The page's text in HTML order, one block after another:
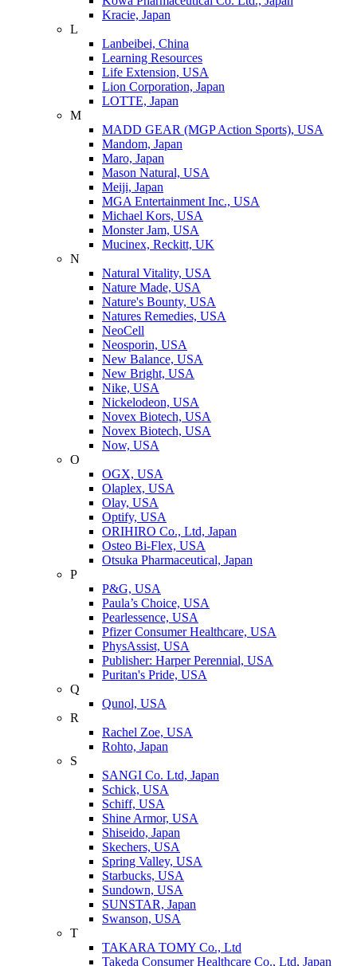
Kracie, Japan
L
Lanbeibei, China
Learning Resources
Life Extension, USA
Lion Corporation, Japan
LOTTE, Japan
M
MADD GEAR (MGP Action Sports), USA
Mandom, Japan
Maro, Japan
Mason Natural, USA
Meiji, Japan
MGA Entertainment Inc., USA
Michael Kors, USA
Monster Jam, USA
Mucinex, Reckitt, UK
N
Natural Vitality, USA
Nature Made, USA
Nature's Bounty, USA
Natures Remedies, USA
NeoCell
Neosporin, USA
New Balance, USA
New Bright, USA
Nike, USA
Niсkelodeon, USA
Novex Biotech, USA
Novex Biotech, USA
Now, USA
O
OGX, USA
Olaplex, USA
Olay, USA
Optify, USA
ORIHIRO Co., Ltd, Japan
Osteo Bi-Flex, USA
Otsuka Pharmaceutical, Japan
P
P&G, USA
Paula’s Choice, USA
Pearlessence, USA
Pfizer Consumer Healthcare, USA
PhysAssist, USA
Publisher: Harper Perennial, USA
Puritan's Pride, USA
Q
Qunol, USA
R
Rachel Zoe, USA
Rohto, Japan
S
SANGI Co. Ltd, Japan
Schick, USA
Schiff, USA
Shine Armor, USA
Shiseido, Japan
Skechers, USA
Spring Valley, USA
Starbucks, USA
Sundown, USA
SUNSTAR, Japan
Swanson, USA
T
TAKARA TOMY Co., Ltd
Takeda Consumer Healthcare Co., Ltd, Japan